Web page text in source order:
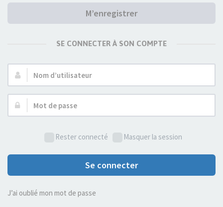
M’enregistrer
SE CONNECTER À SON COMPTE
Nom
Mot
Rester connecté Masquer la session
Se connecter
J’ai oublié mon mot de passe